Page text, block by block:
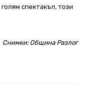
спектакъл, този
Снимки: Община Разлог